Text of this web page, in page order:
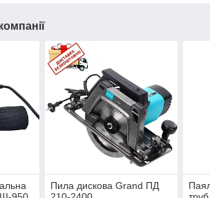
Пила дискова Grand ПД